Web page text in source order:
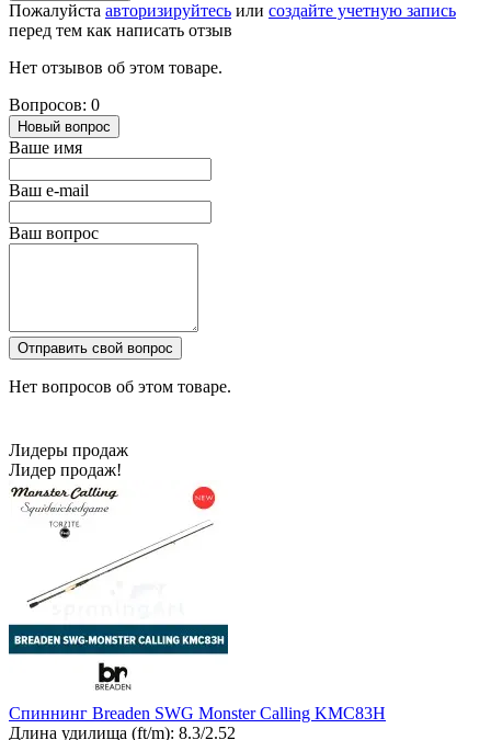
Пожалуйста авторизируйтесь или создайте учетную запись
перед тем как написать отзыв
Нет отзывов об этом товаре.
Вопросов: 0
Новый вопрос
Ваше имя
Ваш e-mail
Ваш вопрос
Отправить свой вопрос
Нет вопросов об этом товаре.
Лидеры продаж
Лидер продаж!
Спиннинг Breaden SWG Monster Calling KMC83H
Длина удилища (ft/m): 8.3/2.52